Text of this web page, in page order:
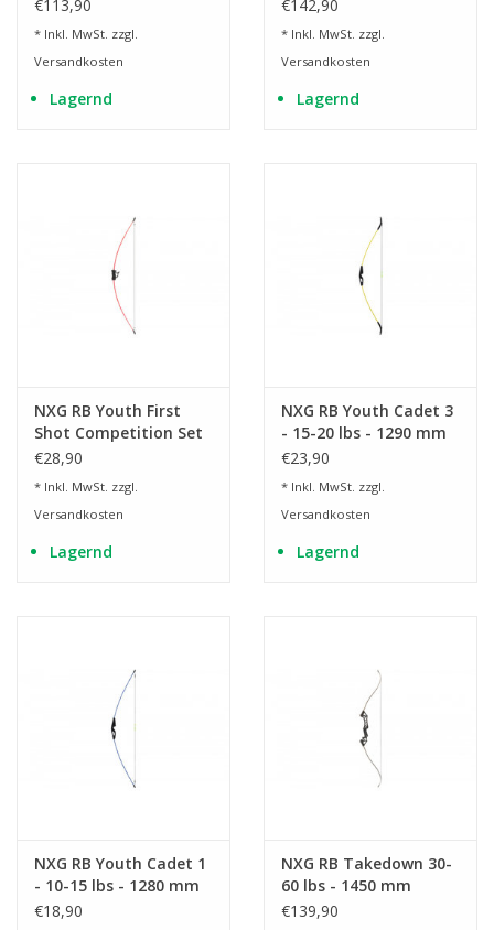
€113,90
* Inkl. MwSt. zzgl.
Versandkosten
Lagernd
€142,90
* Inkl. MwSt. zzgl.
Versandkosten
Lagernd
NXG RB Youth First
Shot Competition Set
- 15 lbs - 1230 mm
€28,90
* Inkl. MwSt. zzgl.
Versandkosten
Lagernd
NXG RB Youth Cadet 3
- 15-20 lbs - 1290 mm
€23,90
* Inkl. MwSt. zzgl.
Versandkosten
Lagernd
NXG RB Youth Cadet 1
- 10-15 lbs - 1280 mm
€18,90
NXG RB Takedown 30-
60 lbs - 1450 mm
€139,90